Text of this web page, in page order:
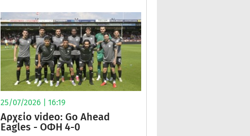
25/07/2026 | 16:19
Αρχείο video: Go Ahead
Eagles - ΟΦΗ 4-0